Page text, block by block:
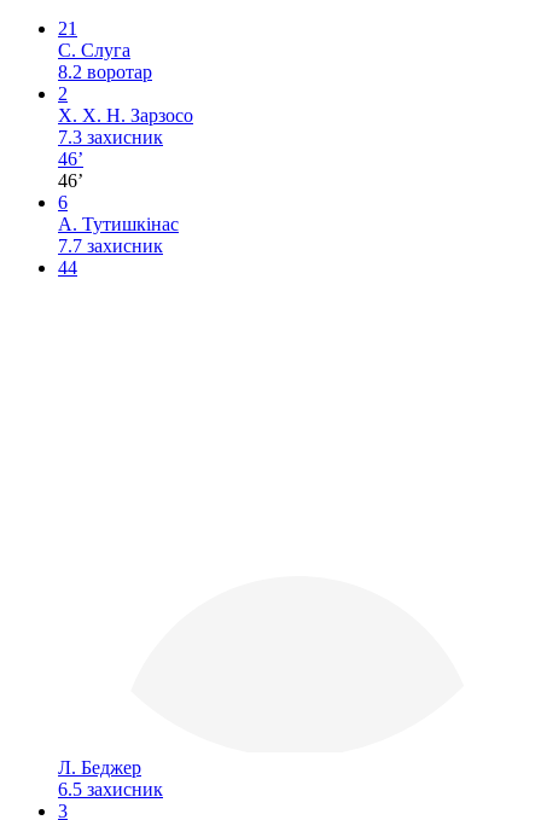
21
С. Слуга
8.2 воротар
2
Х. Х. Н. Зарзосо
7.3 захисник
46’
46’
6
А. Тутишкінас
7.7 захисник
44
Л. Беджер
6.5 захисник
3